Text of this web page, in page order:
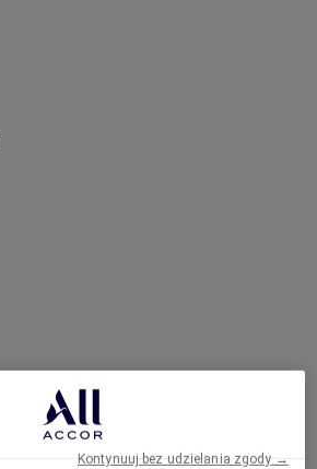
Kontynuuj bez udzielania zgody →